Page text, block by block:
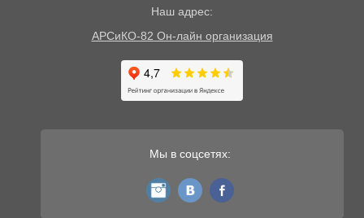
Наш адрес:
АРСиКО-82 Он-лайн организация
Мы в соцсетях:
instagram
vk fb